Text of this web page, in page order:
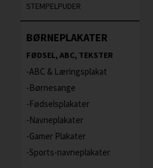
STEMPELPUDER
BØRNEPLAKATER
FØDSEL, ABC, TEKSTER
ABC & Læringsplakat
Børnesange
Fødselsplakater
Navneplakater
Gamer Plakater
Sports-navneplakater